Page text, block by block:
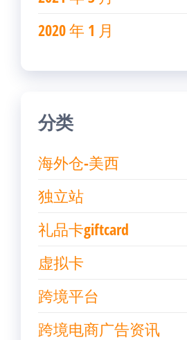
2020 年 1 月
分类
海外仓-美西
独立站
礼品卡giftcard
虚拟卡
跨境平台
跨境电商广告资讯